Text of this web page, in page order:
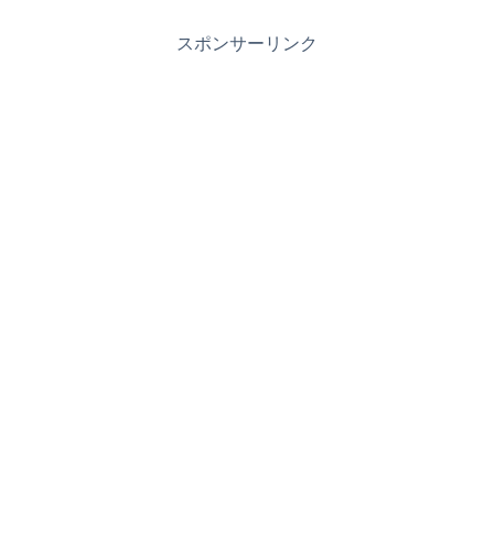
スポンサーリンク